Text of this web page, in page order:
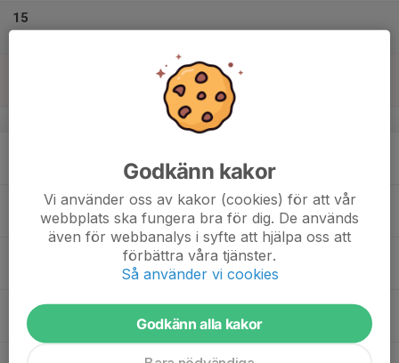
15
v.34
Tor
Godkänn kakor
Vi använder oss av kakor (cookies) för att vår
webbplats ska fungera bra för dig. De används
även för webbanalys i syfte att hjälpa oss att
förbättra våra tjänster.
Så använder vi cookies
Godkänn alla kakor